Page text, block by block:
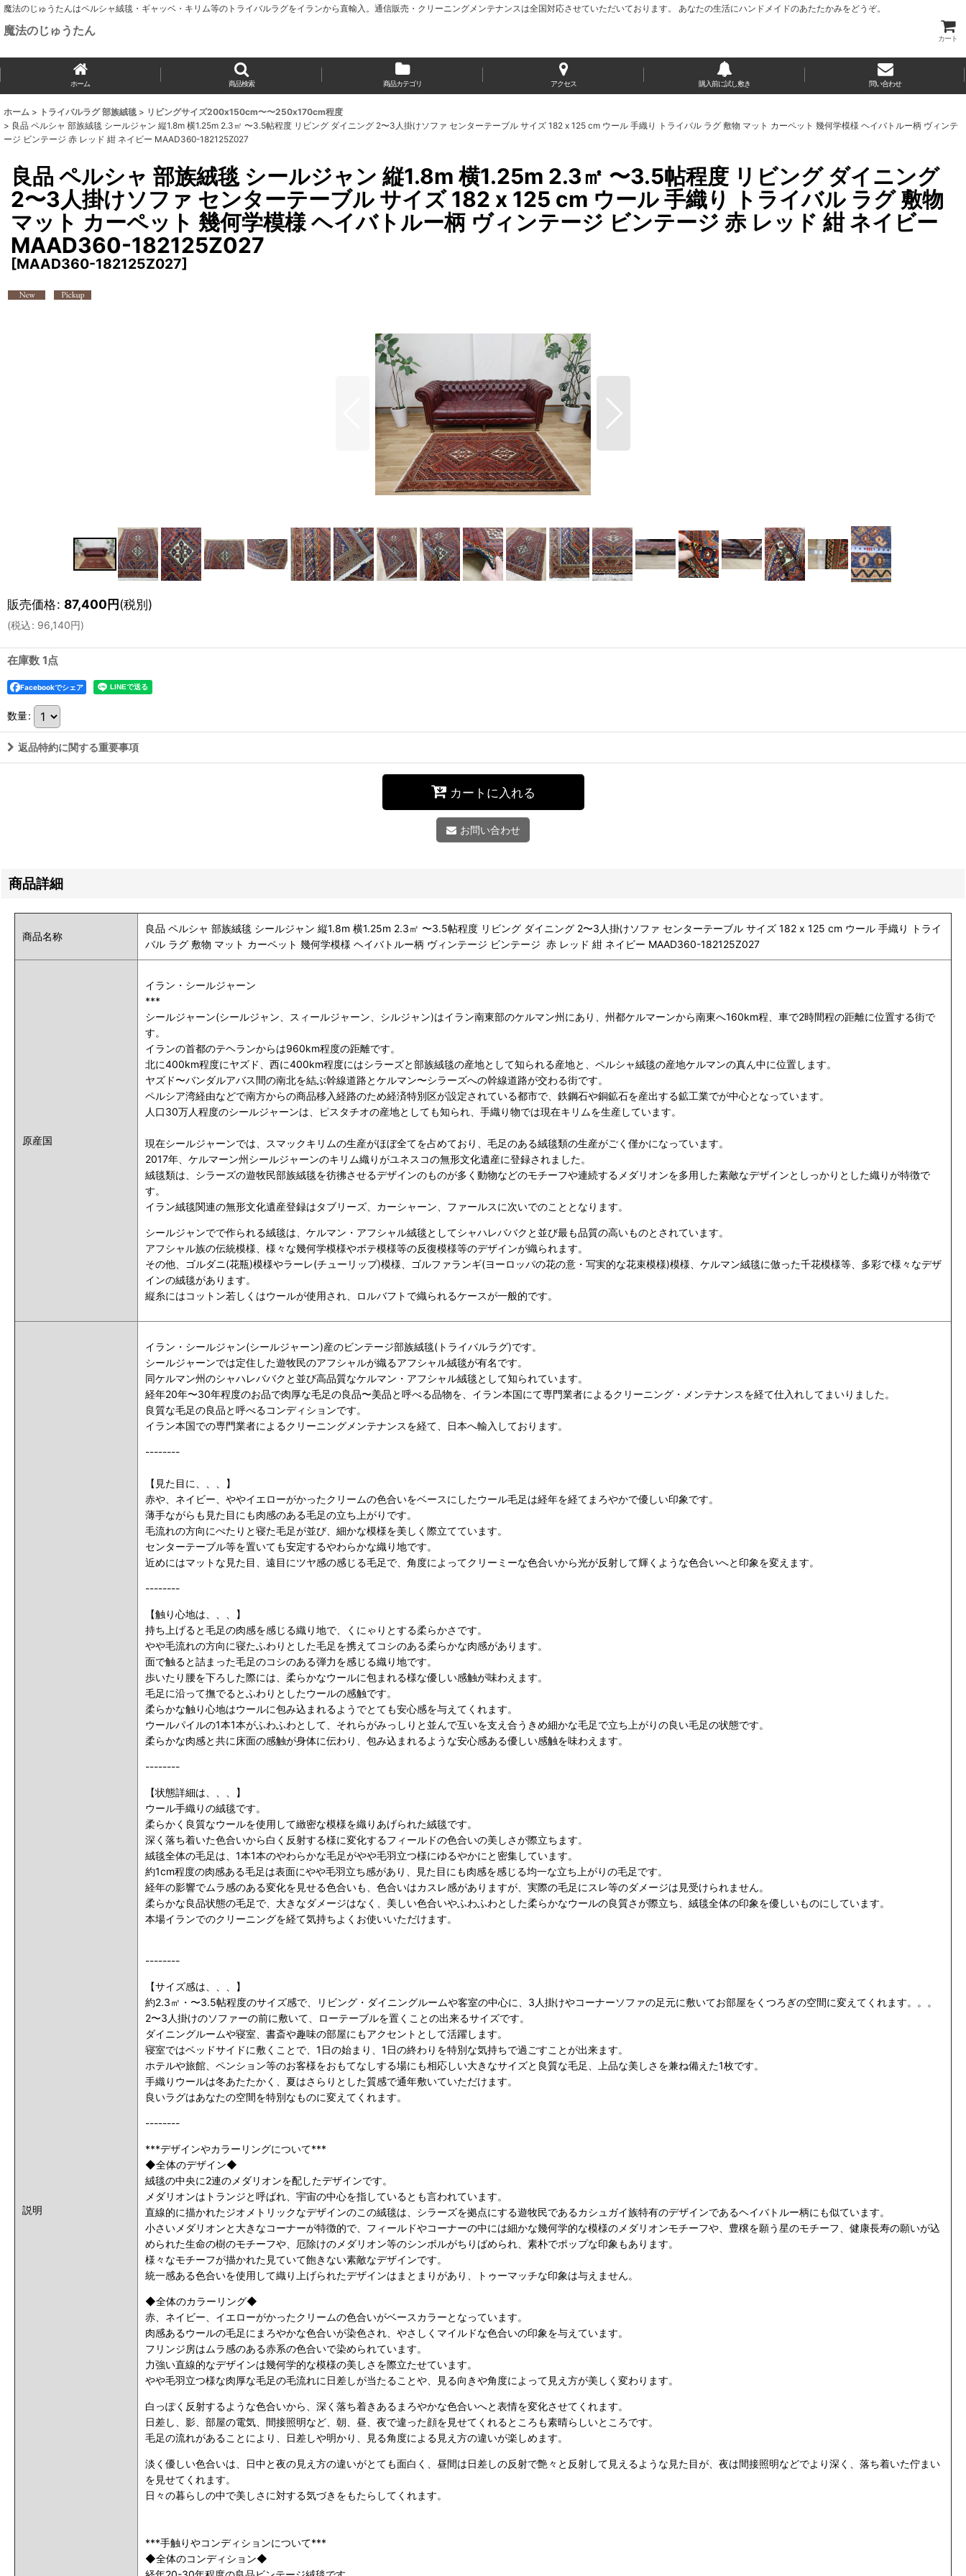
魔法のじゅうたんはペルシャ絨毯・ギャッベ・キリム等のトライバルラグをイランから直輸入。通信販売・クリーニングメンテナンスは全国対応させていただいております。 あなたの生活にハンドメイドのあたたかみをどうぞ。
魔法のじゅうたん
カート
ホーム 商品検索 商品カテゴリ アクセス 購入前に試し敷き 問い合わせ
ホーム > トライバルラグ 部族絨毯 > リビングサイズ200x150cm〜〜250x170cm程度
> 良品 ペルシャ 部族絨毯 シールジャン 縦1.8m 横1.25m 2.3㎡ 〜3.5帖程度 リビング ダイニング 2〜3人掛けソファ センターテーブル サイズ 182 x 125 cm ウール 手織り トライバル ラグ 敷物 マット カーペット 幾何学模様 ヘイバトルー柄 ヴィンテ
ージ ビンテージ 赤 レッド 紺 ネイビー MAAD360-182125Z027
良品 ペルシャ 部族絨毯 シールジャン 縦1.8m 横1.25m 2.3㎡ 〜3.5帖程度 リビング ダイニング
2〜3人掛けソファ センターテーブル サイズ 182 x 125 cm ウール 手織り トライバル ラグ 敷物
マット カーペット 幾何学模様 ヘイバトルー柄 ヴィンテージ ビンテージ 赤 レッド 紺 ネイビー
MAAD360-182125Z027
[MAAD360-182125Z027]
販売価格: 87,400円(税別)
(税込: 96,140円)
在庫数 1点
Facebookでシェア
数量:
返品特約に関する重要事項
カートに入れる
お問い合わせ
商品詳細
商品名称
良品 ペルシャ 部族絨毯 シールジャン 縦1.8m 横1.25m 2.3㎡ 〜3.5帖程度 リビング ダイニング 2〜3人掛けソファ センターテーブル サイズ 182 x 125 cm ウール 手織り トライ
バル ラグ 敷物 マット カーペット 幾何学模様 ヘイバトルー柄 ヴィンテージ ビンテージ 赤 レッド 紺 ネイビー MAAD360-182125Z027
原産国
イラン・シールジャーン
***
シールジャーン(シールジャン、スィールジャーン、シルジャン)はイラン南東部のケルマン州にあり、州都ケルマーンから南東へ160km程、車で2時間程の距離に位置する街で
す。
イランの首都のテヘランからは960km程度の距離です。
北に400km程度にヤズド、西に400km程度にはシラーズと部族絨毯の産地として知られる産地と、ペルシャ絨毯の産地ケルマンの真ん中に位置します。
ヤズド〜バンダルアバス間の南北を結ぶ幹線道路とケルマン〜シラーズへの幹線道路が交わる街です。
ペルシア湾経由などで南方からの商品移入経路のため経済特別区が設定されている都市で、鉄鋼石や銅鉱石を産出する鉱工業でが中心となっています。
人口30万人程度のシールジャーンは、ピスタチオの産地としても知られ、手織り物では現在キリムを生産しています。
現在シールジャーンでは、スマックキリムの生産がほぼ全てを占めており、毛足のある絨毯類の生産がごく僅かになっています。
2017年、ケルマーン州シールジャーンのキリム織りがユネスコの無形文化遺産に登録されました。
絨毯類は、シラーズの遊牧民部族絨毯を彷彿させるデザインのものが多く動物などのモチーフや連続するメダリオンを多用した素敵なデザインとしっかりとした織りが特徴で
す。
イラン絨毯関連の無形文化遺産登録はタブリーズ、カーシャーン、ファールスに次いでのこととなります。
シールジャンでで作られる絨毯は、ケルマン・アフシャル絨毯としてシャハレババク と並び最も品質の高いものとされています。
アフシャル族の伝統模様、様々な幾何学模様やボテ模様等の反復模様等のデザインが織られます。
その他、ゴルダニ(花瓶)模様やラーレ(チューリップ)模様、ゴルファランギ(ヨーロッパの花の意・写実的な花束模様)模様、ケルマン絨毯に倣った千花模様等、多彩で様々なデザ
インの絨毯があります。
縦糸にはコットン若しくはウールが使用され、ロルバフトで織られるケースが一般的です。
説明
イラン・シールジャン(シールジャーン)産のビンテージ部族絨毯(トライバルラグ)です。
シールジャーンでは定住した遊牧民のアフシャルが織るアフシャル絨毯が有名です。
同ケルマン州のシャハレババクと並び高品質なケルマン・アフシャル絨毯として知られています。
経年20年〜30年程度のお品で肉厚な毛足の良品〜美品と呼べる品物を、 イラン本国にて専門業者によるクリーニング・メンテナンスを経て仕入れしてまいりました。
良質な毛足の良品と呼べるコンディションです。
イラン本国での専門業者によるクリーニングメンテナンスを経て、日本へ輸入しております。
--------
【見た目に、、、】
赤や、ネイビー、ややイエローがかったクリームの色合いをベースにしたウール毛足は経年を経てまろやかで優しい印象です。
薄手ながらも 見た目にも肉感のある毛足の立ち上がりです。
毛流れの方向にぺたりと寝た毛足が並び、細かな模様を美しく際立てています。
センターテーブル等を置いても安定するやわらかな織り地です。
近めにはマットな見た目、遠目にツヤ感の感じる毛足で、角度によってクリーミーな色合いから光が反射して輝くような色合いへと印象を変えます。
--------
【触り心地は、、、】
持ち上げると毛足の肉感を感じる織り地で、くにゃりとする柔らかさです。
やや毛流れの方向に寝たふわりとした毛足を携えてコシのある柔らかな肉感があります。
面で触ると詰まった毛足のコシのある弾力を感じる織り地です。
歩いたり腰を下ろした際には、柔らかなウールに包まれる様な優しい感触が味わえます。
毛足に沿って撫でるとふわりとしたウールの感触です。
柔らかな触り心地はウールに包み込まれるようでとても安心感を与えてくれます。
ウールパイルの1本1本がふわふわとして、それらがみっしりと並んで互いを支え合うきめ細かな毛足で立ち上がりの良い毛足の状態です。
柔らかな肉感と共に床面の感触が身体に伝わり、包み込まれるような安心感ある優しい感触を味わえます。
--------
【状態詳細は、、、】
ウール手織りの絨毯です。
柔らかく良質なウールを使用して緻密な模様を織りあげられた絨毯です。
深く落ち着いた色合いから白く反射する様に変化するフィールドの色合いの美しさが際立ちます。
絨毯全体の毛足は、1本1本のやわらかな毛足がやや毛羽立つ様にゆるやかにと密集しています。
約1cm程度の肉感ある毛足は表面にやや毛羽立ち感があり、見た目にも肉感を感じる均一な立ち上がりの毛足です。
経年の影響でムラ感のある変化を見せる色合いも、色合いはカスレ感がありますが、実際の毛足にスレ等のダメージは見受けられません。
柔らかな良品状態の毛足で、大きなダメージはなく、美しい色合いやふわふわとした柔らかなウールの良質さが際立ち、絨毯全体の印象を優しいものにしています。
本場イランでのクリーニングを経て気持ちよくお使いいただけます。
--------
【サイズ感は、、、】
約2.3㎡・〜3.5帖程度のサイズ感で、リビング・ダイニングルームや客室の中心に、3人掛けやコーナーソファの足元に敷いてお部屋をくつろぎの空間に変えてくれます。。。
2〜3人掛けのソファーの前に敷いて、ローテーブルを置くことの出来るサイズです。
ダイニングルームや寝室、書斎や趣味の部屋にもアクセントとして活躍します。
寝室ではベッドサイドに敷くことで、1日の始まり、1日の終わりを特別な気持ちで過ごすことが出来ます。
ホテルや旅館、ペンション等のお客様をおもてなしする場にも相応しい大きなサイズと良質な毛足、上品な美しさを兼ね備えた1枚です。
手織りウールは冬あたたかく、夏はさらりとした質感で通年敷いていただけます。
良いラグはあなたの空間を特別なものに変えてくれます。
--------
***デザインやカラーリングについて***
◆全体のデザイン◆
絨毯の中央に2連のメダリオンを配したデザインです。
メダリオンはトランジと呼ばれ、宇宙の中心を指しているとも言われています。
直線的に描かれたジオメトリックなデザインのこの絨毯は、シラーズを拠点にする遊牧民であるカシュガイ族特有のデザインであるヘイバトルー柄にも似ています。
小さいメダリオンと大きなコーナーが特徴的で、フィールドやコーナーの中には細かな幾何学的な模様のメダリオンモチーフや、豊穣を願う星のモチーフ、健康長寿の願いが込
められた生命の樹のモチーフや、厄除けのメダリオン等のシンボルがちりばめられ、素朴でポップな印象もあります。
様々なモチーフが描かれた見ていて飽きない素敵なデザインです。
統一感ある色合いを使用して織り上げられたデザインはまとまりがあり、トゥーマッチな印象は与えません。
◆全体のカラーリング◆
赤、ネイビー、イエローがかったクリームの色合いがベースカラーとなっています。
肉感あるウールの毛足にまろやかな色合いが染色され、やさしくマイルドな色合いの印象を与えています。
フリンジ房はムラ感のある赤系の色合いで染められています。
力強い直線的なデザインは幾何学的な模様の美しさを際立たせています。
やや毛羽立つ様な肉厚な毛足の毛流れに日差しが当たることや、見る向きや角度によって見え方が美しく変わります。
白っぽく反射するような色合いから、深く落ち着きあるまろやかな色合いへと表情を変化させてくれます。
日差し、影、部屋の電気、間接照明など、朝、昼、夜で違った顔を見せてくれるところも素晴らしいところです。
毛足の流れがあることにより、日差しや明かり、見る角度による見え方の違いが楽しめます。
淡く優しい色合いは、日中と夜の見え方の違いがとても面白く、昼間は日差しの反射で艶々と反射して見えるような見た目が、夜は間接照明などでより深く、落ち着いた佇まい
を見せてくれます。
日々の暮らしの中で美しさに対する気づきをもたらしてくれます。
***手触りやコンディションについて***
◆全体のコンディション◆